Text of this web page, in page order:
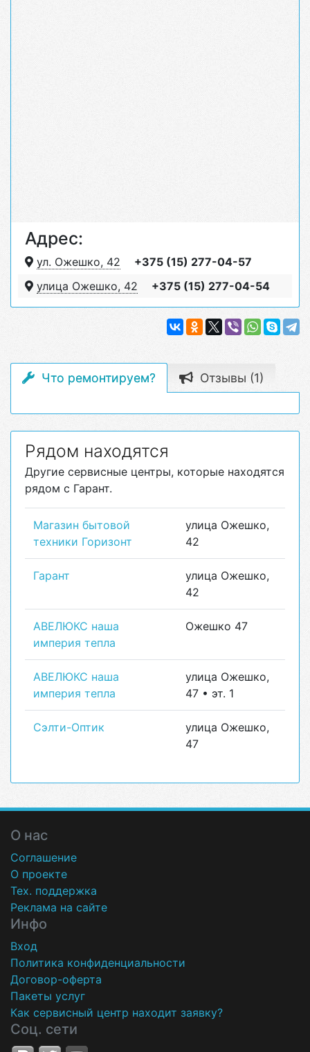
Адрес:
ул. Ожешко, 42
+375 (15) 277-04-57
улица Ожешко, 42
+375 (15) 277-04-54
Что ремонтируем? Отзывы (1)
Рядом находятся
Другие сервисные центры, которые находятся
рядом с Гарант.
Магазин бытовой
техники Горизонт
улица Ожешко,
42
Гарант
улица Ожешко,
42
АВЕЛЮКС наша
империя тепла
Ожешко 47
АВЕЛЮКС наша
империя тепла
улица Ожешко,
47 • эт. 1
Сэлти-Оптик
улица Ожешко,
47
О нас
Соглашение
О проекте
Тех. поддержка
Реклама на сайте
Инфо
Вход
Политика конфиденциальности
Договор-оферта
Пакеты услуг
Как сервисный центр находит заявку?
Соц. сети